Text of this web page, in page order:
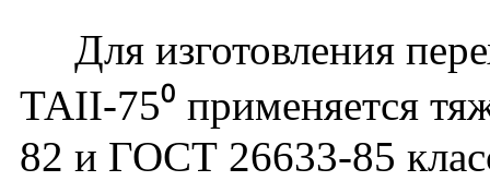
Для изготовления
ТАII-75⁰ применяется
82 и ГОСТ 26633-85